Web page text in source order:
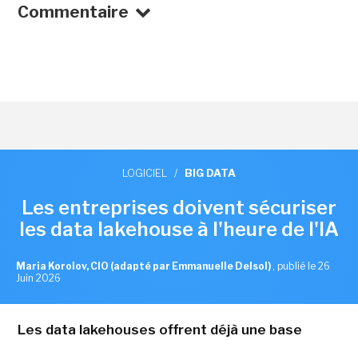
Commentaire
LOGICIEL / BIG DATA
Les entreprises doivent sécuriser
les data lakehouse à l'heure de l'IA
Maria Korolov, CIO (adapté par Emmanuelle Delsol) , publié le 26
Juin 2026
Les data lakehouses offrent déjà une base